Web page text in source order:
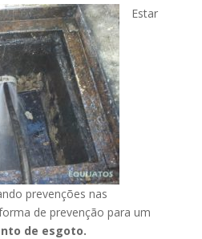
Estar
prevenções nas
de prevenção para um
de esgoto.